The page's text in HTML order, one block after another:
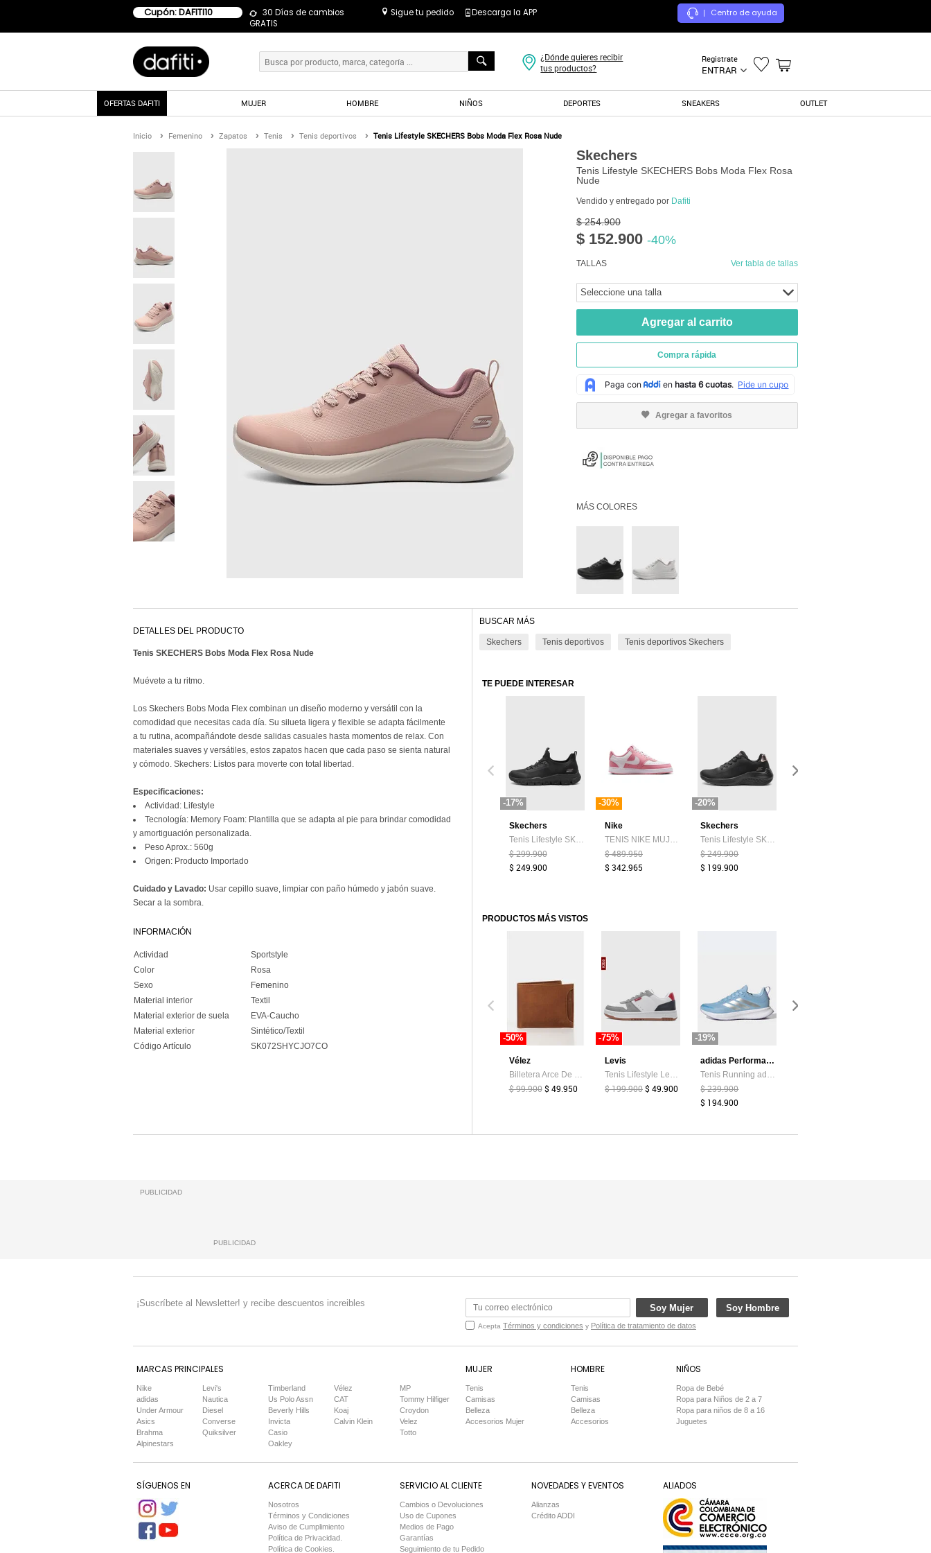
Cupón: DAFITI10
30 Días de cambios
GRATIS
Sigue tu pedido Descarga la APP | Centro de ayuda
Registrate
ENTRAR
¿Dónde quieres recibir
tus productos?
OFERTAS DAFITI MUJER HOMBRE NIÑOS DEPORTES SNEAKERS OUTLET
Inicio Femenino Zapatos Tenis Tenis deportivos Tenis Lifestyle SKECHERS Bobs Moda Flex Rosa Nude
Skechers
Tenis Lifestyle SKECHERS Bobs Moda Flex Rosa
Nude
Vendido y entregado por Dafiti
$ 254.900
$ 152.900 -40%
TALLAS Ver tabla de tallas
Seleccione una talla
Agregar al carrito
Compra rápida
Agregar a favoritos
MÁS COLORES
DETALLES DEL PRODUCTO
Tenis SKECHERS Bobs Moda Flex Rosa Nude
Muévete a tu ritmo.
Los Skechers Bobs Moda Flex combinan un diseño moderno y versátil con la
comodidad que necesitas cada día. Su silueta ligera y flexible se adapta fácilmente
a tu rutina, acompañándote desde salidas casuales hasta momentos de relax. Con
materiales suaves y versátiles, estos zapatos hacen que cada paso se sienta natural
y cómodo. Skechers: Listos para moverte con total libertad.
Especificaciones:
Actividad: Lifestyle
Tecnología: Memory Foam: Plantilla que se adapta al pie para brindar comodidad
y amortiguación personalizada.
Peso Aprox.: 560g
Origen: Producto Importado
Cuidado y Lavado: Usar cepillo suave, limpiar con paño húmedo y jabón suave.
Secar a la sombra.
INFORMACIÓN
Actividad
Sportstyle
Color
Rosa
Sexo
Femenino
Material interior
Textil
Material exterior de suela
EVA-Caucho
Material exterior
Sintético/Textil
Código Artículo
SK072SHYCJO7CO
BUSCAR MÁS
Skechers Tenis deportivos Tenis deportivos Skechers
TE PUEDE INTERESAR
-17%
Skechers
Tenis Lifestyle SKECHERS Moda Bobs B Lite - Slight Flex Negro
$ 299.900
$ 249.900
-30%
Nike
TENIS NIKE MUJER DH3158-603 COURT VIS Talla 7
$ 489.950
$ 342.965
-20%
Skechers
Tenis Lifestyle SKECHERS Bobs Squad Waves - Current Look Negro
$ 249.900
$ 199.900
PRODUCTOS MÁS VISTOS
-50%
Vélez
Billetera Arce De Cuero Para Hombre Tarjetero Extraible Billetera Arce De Cuero Para Hombre Tarjetero Extraible Miel VÉLEZ
$ 99.900 $ 49.950
-75%
Levis
Tenis Lifestyle Levi's Drive Lo Blanco
$ 199.900$ 49.900
-19%
adidas Performance
Tenis Running adidas Performance Runblaze Celeste
$ 239.900
$ 194.900
PUBLICIDAD
PUBLICIDAD
¡Suscríbete al Newsletter! y recibe descuentos increibles Soy Mujer Soy Hombre
Acepta Términos y condiciones y Política de tratamiento de datos
MARCAS PRINCIPALES
Nike
adidas
Under Armour
Asics
Brahma
Alpinestars
Levi's
Nautica
Diesel
Converse
Quiksilver
Timberland
Us Polo Assn
Beverly Hills
Invicta
Casio
Oakley
Vélez
CAT
Koaj
Calvin Klein
MP
Tommy Hilfiger
Croydon
Velez
Totto
MUJER
Tenis
Camisas
Belleza
Accesorios Mujer
HOMBRE
Tenis
Camisas
Belleza
Accesorios
NIÑOS
Ropa de Bebé
Ropa para Niños de 2 a 7
Ropa para niños de 8 a 16
Juguetes
SÍGUENOS EN ACERCA DE DAFITI
Nosotros
Términos y Condiciones
Aviso de Cumplimiento
Política de Privacidad.
Política de Cookies.
SERVICIO AL CLIENTE
Cambios o Devoluciones
Uso de Cupones
Medios de Pago
Garantías
Seguimiento de tu Pedido
NOVEDADES Y EVENTOS
Alianzas
Crédito ADDI
ALIADOS